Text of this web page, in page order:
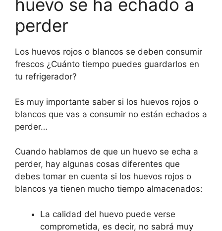
huevo se ha echado a
perder
Los huevos rojos o blancos se deben consumir
frescos ¿Cuánto tiempo puedes guardarlos en
tu refrigerador?
Es muy importante saber si los huevos rojos o
blancos que vas a consumir no están echados a
perder…
Cuando hablamos de que un huevo se echa a
perder, hay algunas cosas diferentes que
debes tomar en cuenta si los huevos rojos o
blancos ya tienen mucho tiempo almacenados:
La calidad del huevo puede verse
comprometida, es decir, no sabrá muy